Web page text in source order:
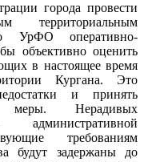
города провести
территориальным
УрФО оперативно-
объективно оценить
в настоящее время
Кургана. Это
и принять
меры. Нерадивых
требованиям
будут задержаны до